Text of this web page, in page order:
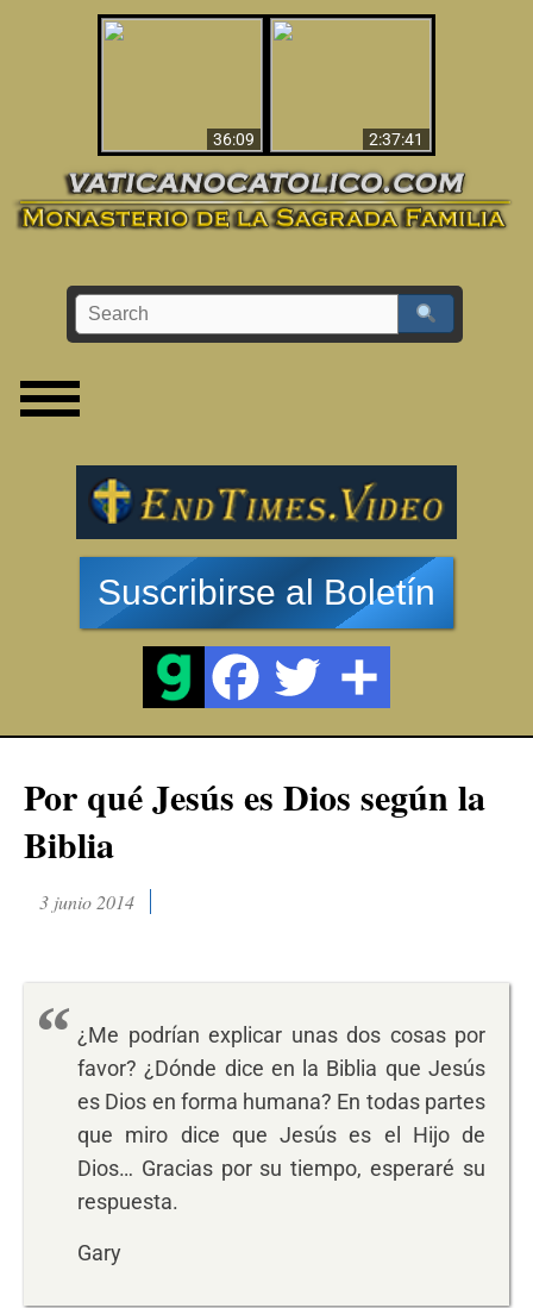
36:09
2:37:41
Suscribirse al Boletín
Por qué Jesús es Dios según la
Biblia
3 junio 2014
¿Me podrían explicar unas dos cosas por
favor? ¿Dónde dice en la Biblia que Jesús
es Dios en forma humana? En todas partes
que miro dice que Jesús es el Hijo de
Dios… Gracias por su tiempo, esperaré su
respuesta.
Gary